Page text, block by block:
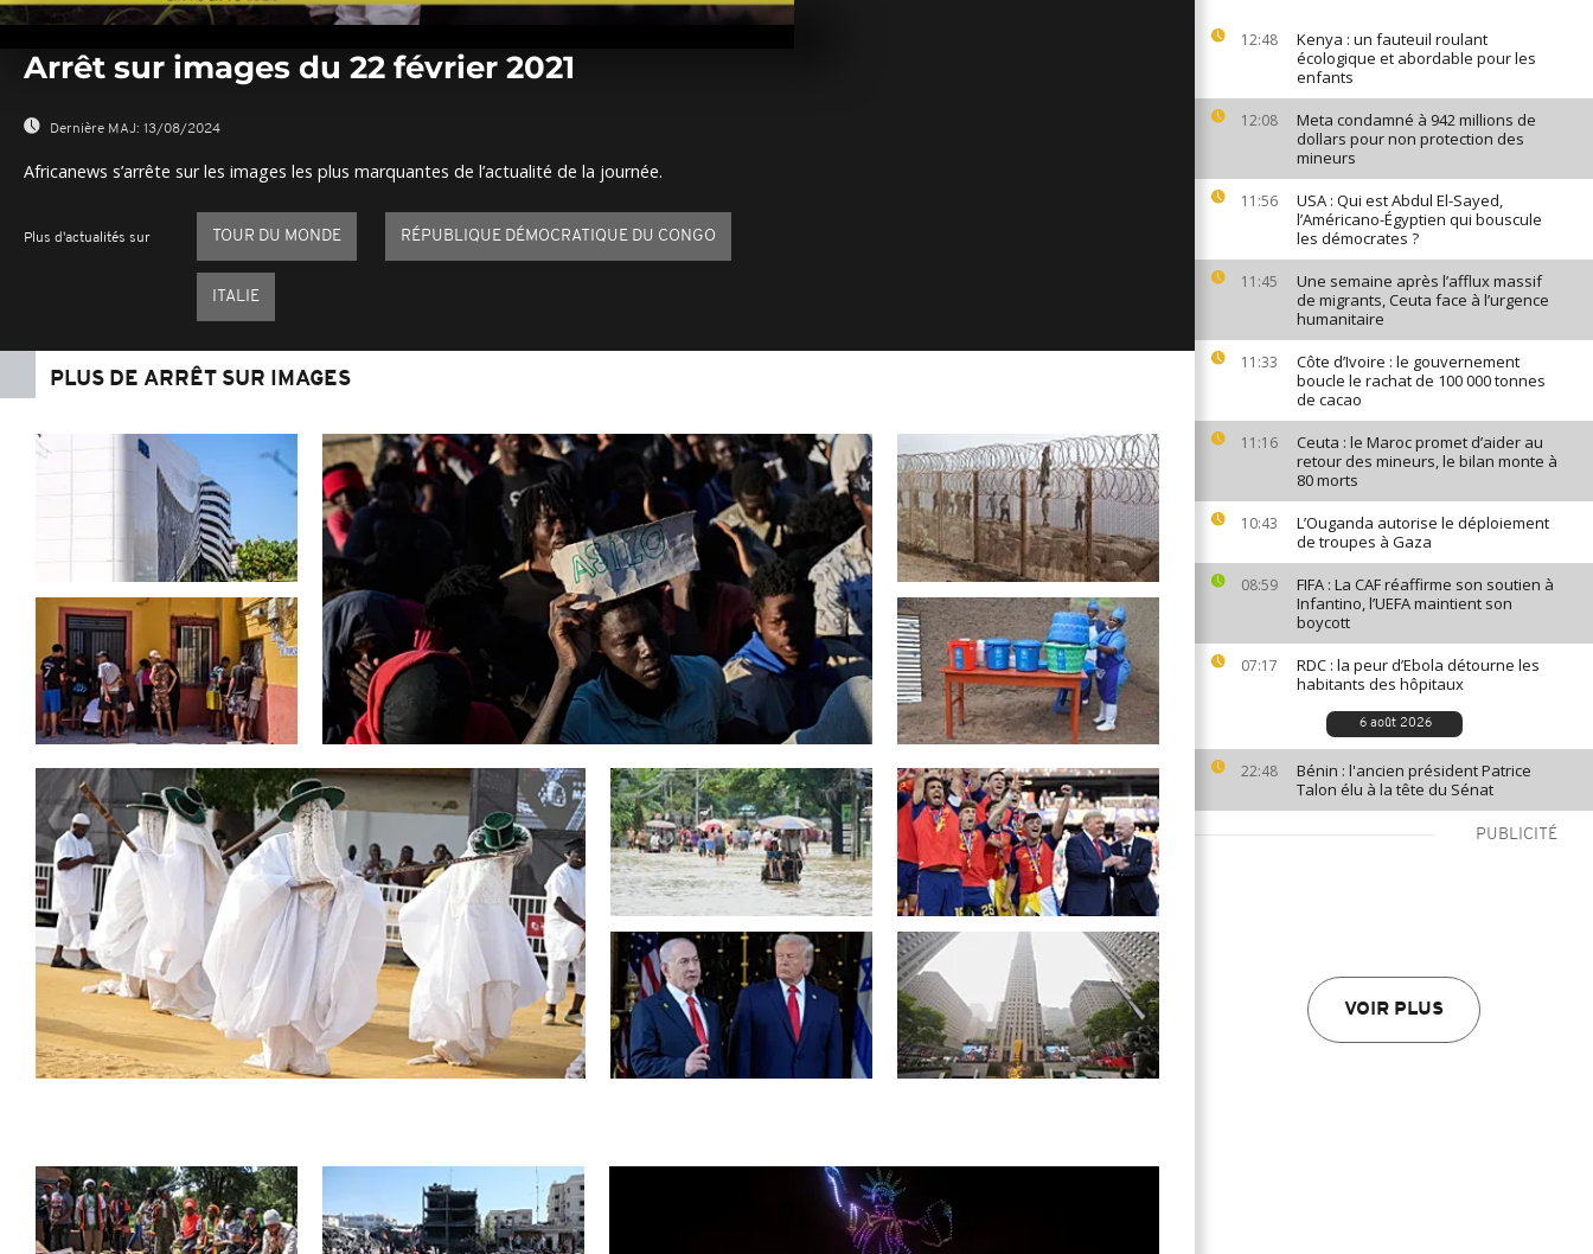
12:48
Kenya : un fauteuil roulant
écologique et abordable pour les
enfants
12:08
Meta condamné à 942 millions de
dollars pour non protection des
mineurs
11:56
USA : Qui est Abdul El-Sayed,
l’Américano-Égyptien qui bouscule
les démocrates ?
11:45
Une semaine après l’afflux massif
de migrants, Ceuta face à l’urgence
humanitaire
11:33
Côte d’Ivoire : le gouvernement
boucle le rachat de 100 000 tonnes
de cacao
11:16
Ceuta : le Maroc promet d’aider au
retour des mineurs, le bilan monte à
80 morts
10:43
L’Ouganda autorise le déploiement
de troupes à Gaza
08:59
FIFA : La CAF réaffirme son soutien à
Infantino, l’UEFA maintient son
boycott
07:17
RDC : la peur d’Ebola détourne les
habitants des hôpitaux
6 août 2026
22:48
Bénin : l'ancien président Patrice
Talon élu à la tête du Sénat
PUBLICITÉ
VOIR PLUS
seconds
0%
Arrêt sur images du 22 février 2021
Dernière MAJ: 13/08/2024
Africanews s’arrête sur les images les plus marquantes de l’actualité de la journée.
Plus d'actualités sur TOUR DU MONDE RÉPUBLIQUE DÉMOCRATIQUE DU CONGO
ITALIE
PLUS DE ARRÊT SUR IMAGES